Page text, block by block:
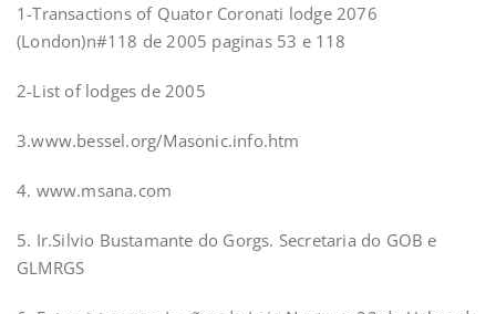
1-Transactions of Quator Coronati lodge 2076
(London)n#118 de 2005 paginas 53 e 118
2-List of lodges de 2005
3.www.bessel.org/Masonic.info.htm
4. www.msana.com
5. Ir.Silvio Bustamante do Gorgs. Secretaria do GOB e
GLMRGS